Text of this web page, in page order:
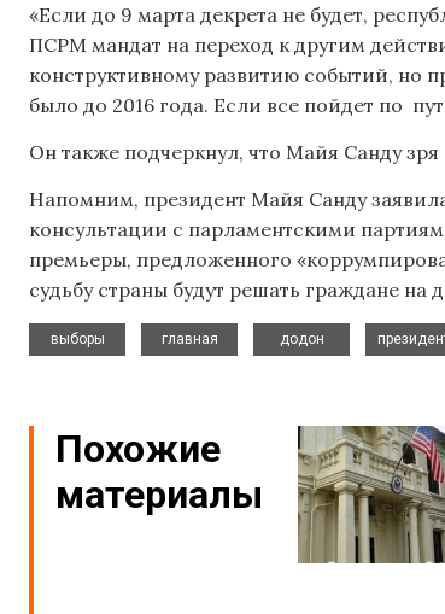
«Если до 9 марта декрета не будет,
ПСРМ мандат на переход к другим
конструктивному развитию событий, но
было до 2016 года. Если все пойдет по
Он также подчеркнул, что Майя Санду
Напомним, президент Майя Санду
консультации с парламентскими
премьеры, предложенного
судьбу страны будут решать граждане
выборы
главная
додон
Похожие
материалы